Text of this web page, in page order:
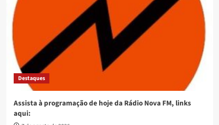
Destaques
Assista à programação de hoje da Rádio Nova FM, links
aqui: